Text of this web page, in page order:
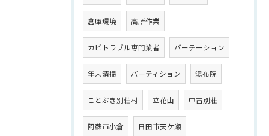
倉庫環境 高所作業
カビトラブル専門業者 パーテーション
年末清掃 パーティション 湯布院
ことぶき別荘村 立花山 中古別荘
阿蘇市小倉 日田市天ケ瀬